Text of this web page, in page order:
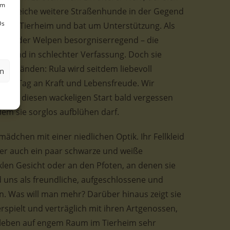
weitere Straßenhunde in der Gegend
Tierheim und bat um Unterstützung. Als
der Welpen besorgniserregend – die
und in schlechter Verfassung. Doch sie
Händen: Rula wird seitdem liebevoll
Tag an Kraft und Lebensfreude. Wir
sie diesen wackeligen Start bald vergessen
sie sorglos aufblühen darf.
mit einer niedlichen Optik. Ihr Fellkleid
auch ein paar schwarze und weiße
Gesicht oder an den Pfoten, an denen sie
uns als freundliche, aufgeschlossene und
Was will man mehr? Darüber hinaus zeigt sie
und verträglich mit ihren Artgenossen,
auf engem Raum im Tierheim sehr